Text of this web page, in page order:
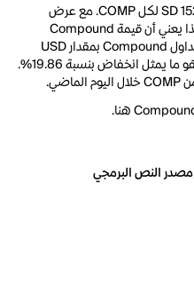
السعر الحالي لـ Compound هو SD 152.98 لكل COMP. مع عرض
متداول يبلغ 10.000M COMP، فإن هذا يعني أن قيمة Compound
السوقية تبلغ 166.9M. انخفض حجم تداول Compound بمقدار USD
1.241M خلال الـ 24 ساعة الماضية، وهو ما يمثل انخفاض بنسبة 19.86%.
مصدر النص البرمجي